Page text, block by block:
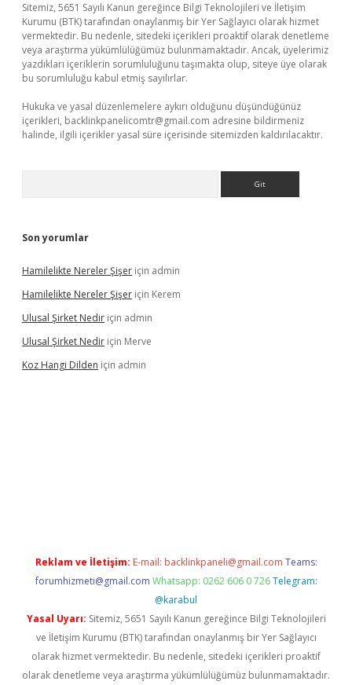
Sitemiz, 5651 Sayılı Kanun gereğince Bilgi Teknolojileri ve İletişim
Kurumu (BTK) tarafından onaylanmış bir Yer Sağlayıcı olarak hizmet
vermektedir. Bu nedenle, sitedeki içerikleri proaktif olarak denetleme
veya araştırma yükümlülüğümüz bulunmamaktadır. Ancak, üyelerimiz
yazdıkları içeriklerin sorumluluğunu taşımakta olup, siteye üye olarak
bu sorumluluğu kabul etmiş sayılırlar.
Hukuka ve yasal düzenlemelere aykırı olduğunu düşündüğünüz
içerikleri, backlinkpanelicomtr@gmail.com adresine bildirmeniz
halinde, ilgili içerikler yasal süre içerisinde sitemizden kaldırılacaktır.
Son yorumlar
Hamilelikte Nereler Şişer için admin
Hamilelikte Nereler Şişer için Kerem
Ulusal Şirket Nedir için admin
Ulusal Şirket Nedir için Merve
Koz Hangi Dilden için admin
Reklam ve İletişim: E-mail: backlinkpaneli@gmail.com Teams:
forumhizmeti@gmail.com Whatsapp: 0262 606 0 726 Telegram:
@karabul
Yasal Uyarı: Sitemiz, 5651 Sayılı Kanun gereğince Bilgi Teknolojileri
ve İletişim Kurumu (BTK) tarafından onaylanmış bir Yer Sağlayıcı
olarak hizmet vermektedir. Bu nedenle, sitedeki içerikleri proaktif
olarak denetleme veya araştırma yükümlülüğümüz bulunmamaktadır.